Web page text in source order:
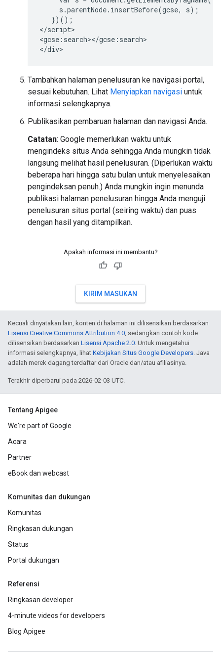
     s.parentNode.insertBefore(gcse, s);
   })();
</script>
<gcse:search></gcse:search>
Tambahkan halaman penelusuran ke navigasi portal,
sesuai kebutuhan. Lihat Menyiapkan navigasi untuk
informasi selengkapnya.
Publikasikan pembaruan halaman dan navigasi Anda.
Catatan: Google memerlukan waktu untuk
mengindeks situs Anda sehingga Anda mungkin tidak
langsung melihat hasil penelusuran. (Diperlukan waktu
beberapa hari hingga satu bulan untuk menyelesaikan
pengindeksan penuh.) Anda mungkin ingin menunda
publikasi halaman penelusuran hingga Anda menguji
penelusuran situs portal (seiring waktu) dan puas
dengan hasil yang ditampilkan.
Apakah informasi ini membantu?
KIRIM MASUKAN
Kecuali dinyatakan lain, konten di halaman ini dilisensikan berdasarkan
Lisensi Creative Commons Attribution 4.0 , sedangkan contoh kode
dilisensikan berdasarkan Lisensi Apache 2.0 . Untuk mengetahui
informasi selengkapnya, lihat Kebijakan Situs Google Developers . Java
adalah merek dagang terdaftar dari Oracle dan/atau afiliasinya.
Terakhir diperbarui pada 2026-02-03 UTC.
Tentang Apigee
We're part of Google
Acara
Partner
eBook dan webcast
Komunitas dan dukungan
Komunitas
Ringkasan dukungan
Status
Portal dukungan
Referensi
Ringkasan developer
4-minute videos for developers
Blog Apigee